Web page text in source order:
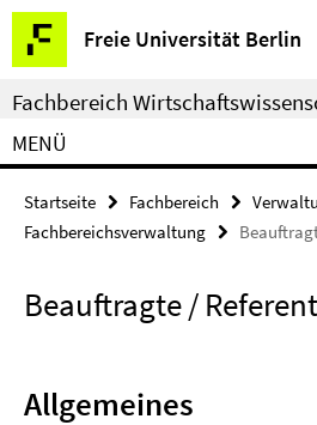
Springe
direkt
zu
Inhalt
Freie Universität Berlin
Service-
Navigation
Fachbereich
MENÜ
Startseite Fachbereich
Fachbereichsverwaltung
Beauftragte /
Allgemeines